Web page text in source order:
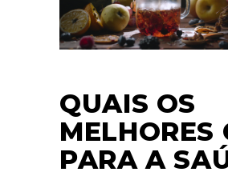
QUAIS OS
MELHORES
PARA A